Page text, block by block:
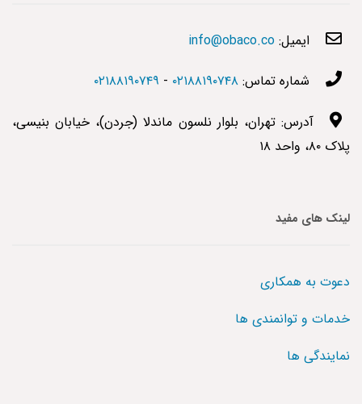
ایمیل: info@obaco.co
شماره تماس: ۰۲۱۸۸۱۹۰۷۴۸ - ۰۲۱۸۸۱۹۰۷۴۹
آدرس: تهران، بلوار نلسون ماندلا (جردن)، خیابان بنیسی،
پلاک ۸۰، واحد ۱۸
لینک های مفید
دعوت به همکاری
خدمات و توانمندی ها
نمایندگی ها